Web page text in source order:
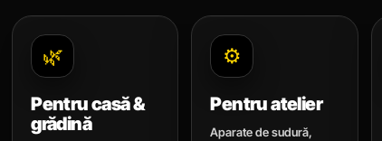
🌿
Pentru casă &
grădină
⚙️
Pentru atelier
Aparate de sudură,